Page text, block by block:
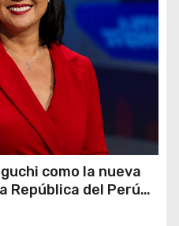
como la nueva
República del Perú
2026-2031